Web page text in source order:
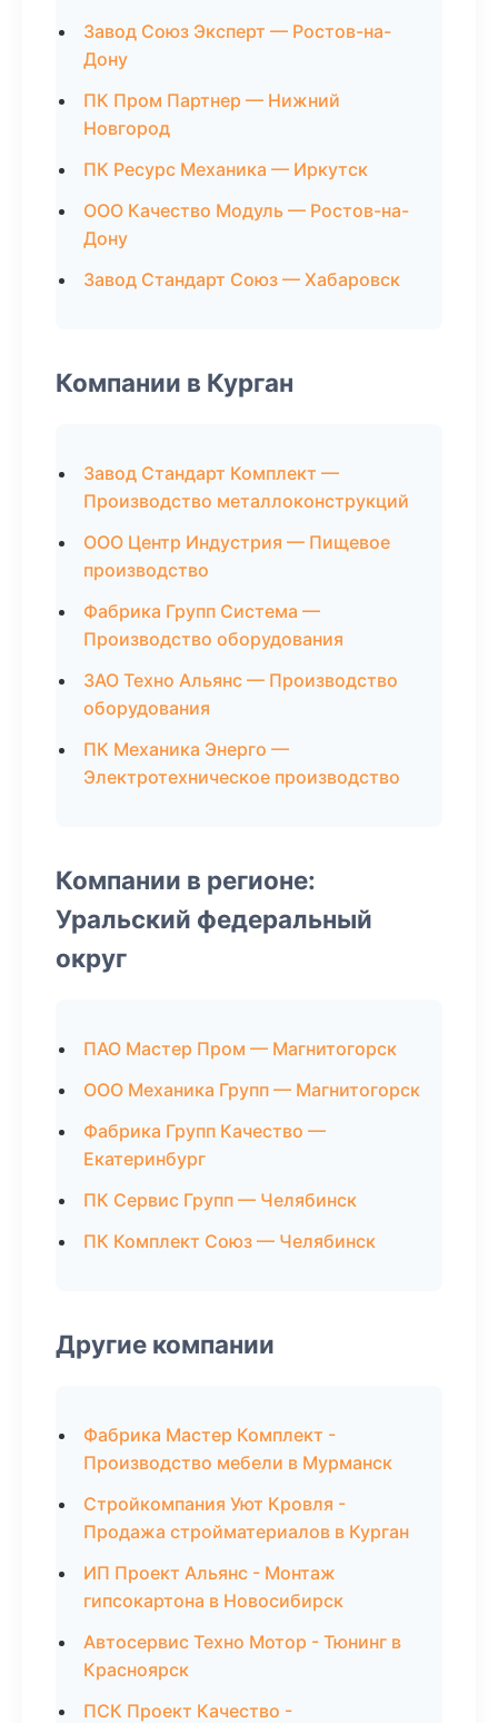
Завод Союз Эксперт — Ростов-на-
Дону
ПК Пром Партнер — Нижний
Новгород
ПК Ресурс Механика — Иркутск
ООО Качество Модуль — Ростов-на-
Дону
Завод Стандарт Союз — Хабаровск
Компании в Курган
Завод Стандарт Комплект —
Производство металлоконструкций
ООО Центр Индустрия — Пищевое
производство
Фабрика Групп Система —
Производство оборудования
ЗАО Техно Альянс — Производство
оборудования
ПК Механика Энерго —
Электротехническое производство
Компании в регионе:
Уральский федеральный
округ
ПАО Мастер Пром — Магнитогорск
ООО Механика Групп — Магнитогорск
Фабрика Групп Качество —
Екатеринбург
ПК Сервис Групп — Челябинск
ПК Комплект Союз — Челябинск
Другие компании
Фабрика Мастер Комплект -
Производство мебели в Мурманск
Стройкомпания Уют Кровля -
Продажа стройматериалов в Курган
ИП Проект Альянс - Монтаж
гипсокартона в Новосибирск
Автосервис Техно Мотор - Тюнинг в
Красноярск
ПСК Проект Качество -